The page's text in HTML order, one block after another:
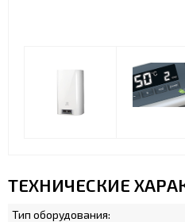
ТЕХНИЧЕСКИЕ
Тип оборудования: